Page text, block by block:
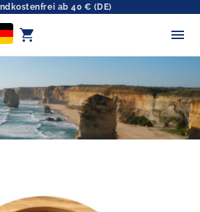
ab 40 € (DE)
shopping_cart